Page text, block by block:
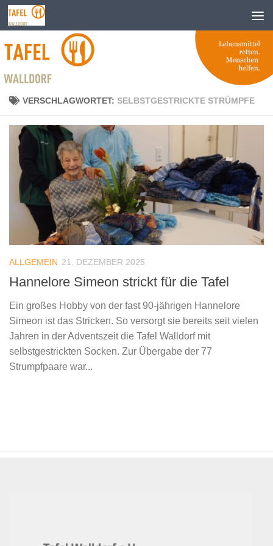
Zum Inhalt springen
VERSCHLAGWORTET: SELBSTGESTRICKTE STRÜMPFE
ALLGEMEIN 21. DEZEMBER 2025
Hannelore Simeon strickt für die Tafel
Ein großes Hobby von der fast 90-jährigen Hannelore
Simeon ist das Stricken. So versorgt sie bereits seit vielen
Jahren in der Adventszeit die Tafel Walldorf mit
selbstgestrickten Socken. Zur Übergabe der 77
Strumpfpaare war...